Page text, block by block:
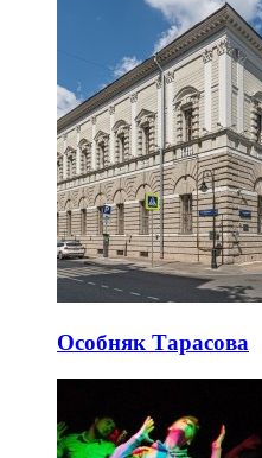
Особняк Тарасова